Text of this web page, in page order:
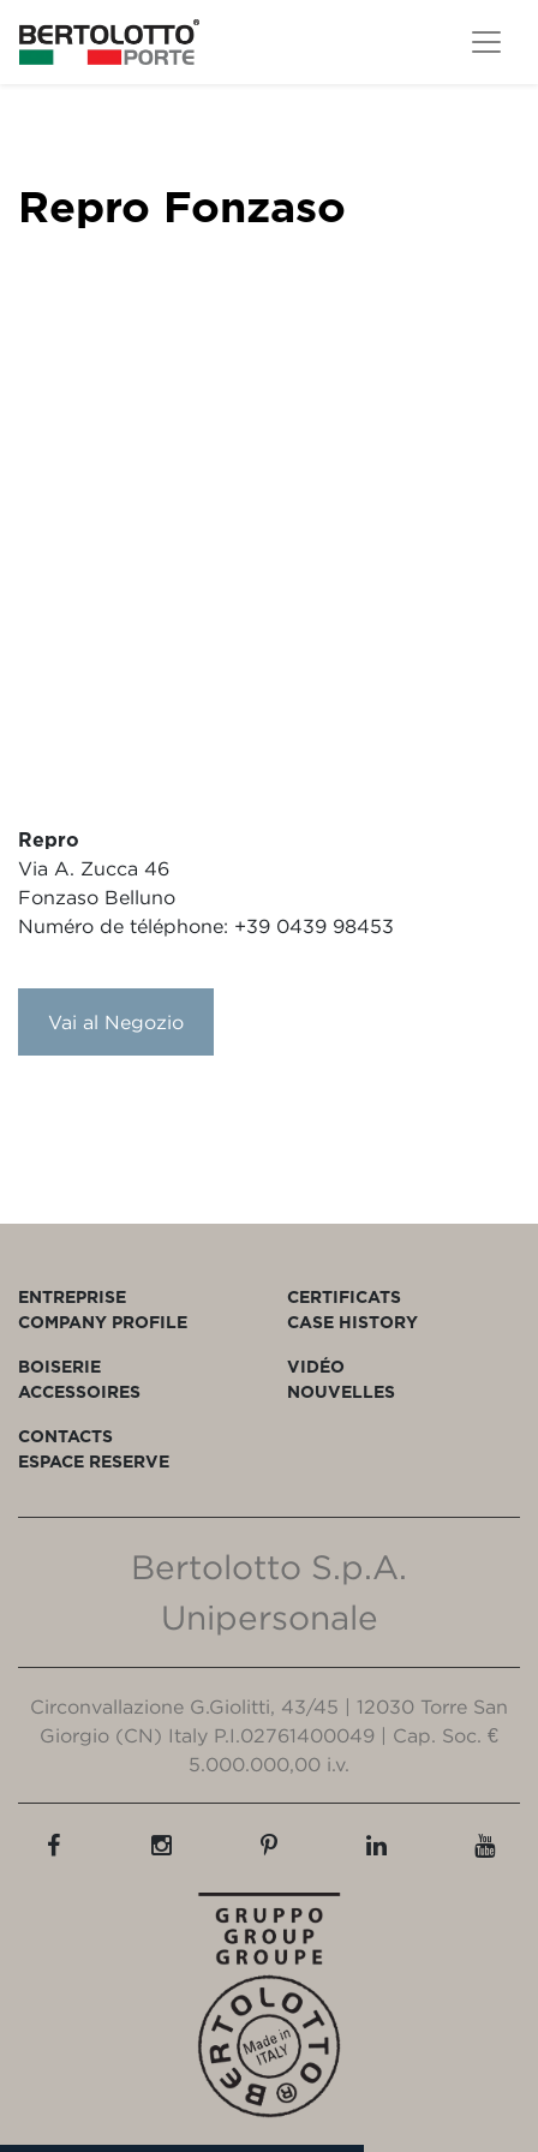
Repro Fonzaso
Repro
Via A. Zucca 46
Fonzaso Belluno
Numéro de téléphone: +39 0439 98453
Vai al Negozio
ENTREPRISE
COMPANY PROFILE
CERTIFICATS
CASE HISTORY
BOISERIE
ACCESSOIRES
VIDÉO
NOUVELLES
CONTACTS
ESPACE RESERVE
Bertolotto S.p.A.
Unipersonale
Circonvallazione G.Giolitti, 43/45 | 12030 Torre San
Giorgio (CN) Italy P.I.02761400049 | Cap. Soc. €
5.000.000,00 i.v.